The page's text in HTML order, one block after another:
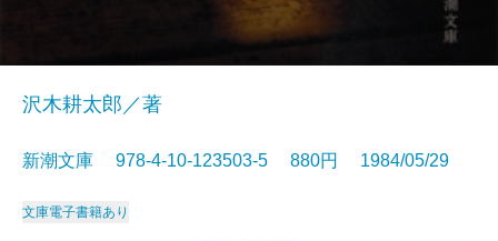
沢木耕太郎／著
新潮文庫 978-4-10-123503-5 880円 1984/05/29
文庫電子書籍あり